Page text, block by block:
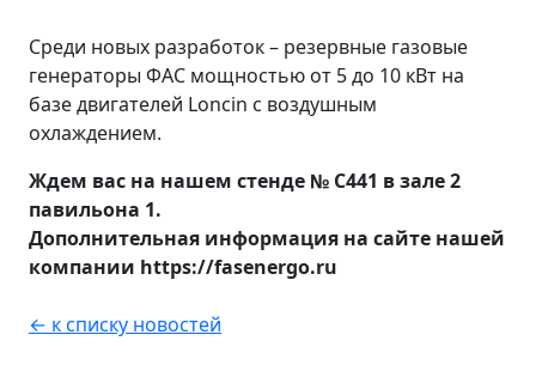
Среди новых разработок – резервные газовые
генераторы ФАС мощностью от 5 до 10 кВт на
базе двигателей Loncin с воздушным
охлаждением.
Ждем вас на нашем стенде № С441 в зале 2
павильона 1.
Дополнительная информация на сайте нашей
компании https://fasenergo.ru
← к списку новостей